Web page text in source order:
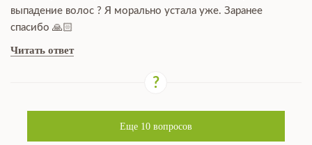
выпадение волос ? Я морально устала уже. Заранее
спасибо 🙏🏻
Читать ответ
Еще 10 вопросов